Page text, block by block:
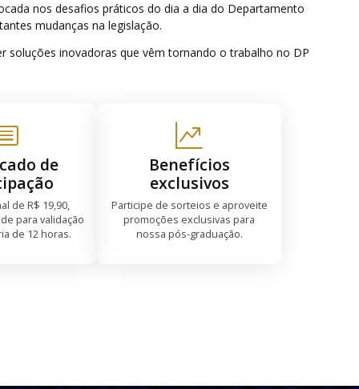
nos desafios práticos do dia a dia do Departamento
mudanças na legislação.
soluções inovadoras que vêm tornando o trabalho no DP
de
de R$ 19,90,
para validação
de 12 horas.
Benefícios
exclusivos
Participe de sorteios e aproveite
promoções exclusivas para
nossa pós-graduação.